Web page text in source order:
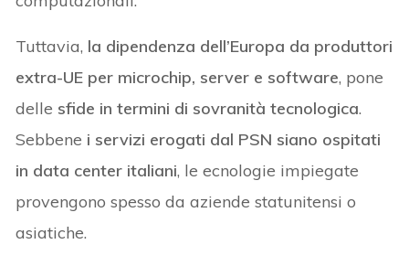
Tuttavia, la dipendenza dell’Europa da produttori
extra-UE per microchip, server e software, pone
delle sfide in termini di sovranità tecnologica.
Sebbene i servizi erogati dal PSN siano ospitati
in data center italiani, le ecnologie impiegate
provengono spesso da aziende statunitensi o
asiatiche.